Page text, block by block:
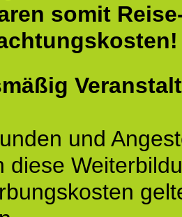
somit
und
diese